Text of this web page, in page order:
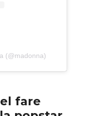
(@madonna)
fare